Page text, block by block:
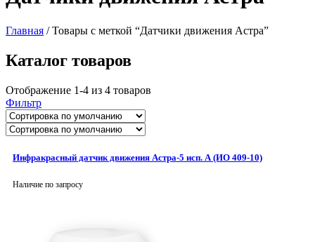
Главная /Товары с меткой “Датчики движения Астра”
Каталог товаров
Отображение 1-4 из 4 товаров
Фильтр
Инфракрасный датчик движения Астра-5 исп. А (ИО 409-10)
Наличие по запросу